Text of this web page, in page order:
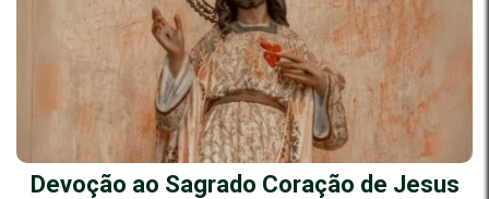
Devoção ao Sagrado Coração de Jesus